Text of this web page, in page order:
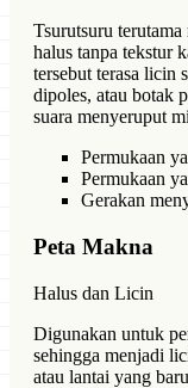
Tsurutsuru
halus tanpa tekstur
tersebut terasa licin
dipoles, atau botak
suara menyeruput
Permukaan
Permukaan
Gerakan
Peta Makna
Halus dan Licin
Digunakan untuk
sehingga menjadi
atau lantai yang